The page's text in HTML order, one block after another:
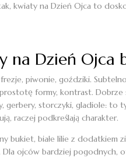
kwiaty na Dzień Ojca to
Dzień Ojca
piwonie, goździki.
formy, kontrast. Dobrze
storczyki, gladiole: to
raczej podkreślają charakter.
bukiet, białe lilie z
ojców bardziej pogodnych,